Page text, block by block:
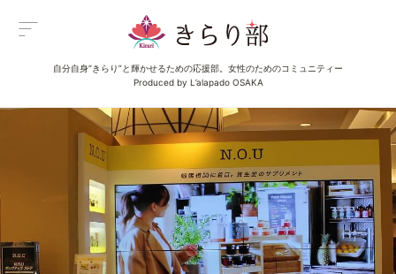
自分自身“きらり”と輝かせるための応援部。女性のためのコミュニティー
Produced by L’alapado OSAKA
Menu
All Posts
Category イベント
Category グルメ
Category ビューティ